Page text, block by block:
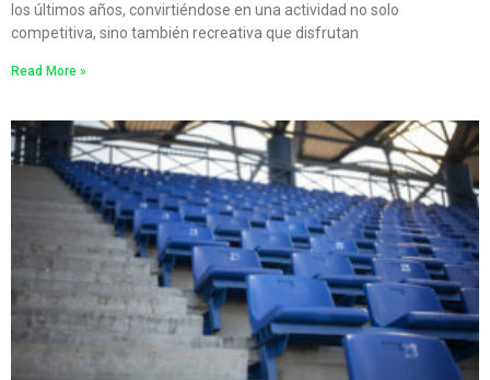
los últimos años, convirtiéndose en una actividad no solo
competitiva, sino también recreativa que disfrutan
Read More »